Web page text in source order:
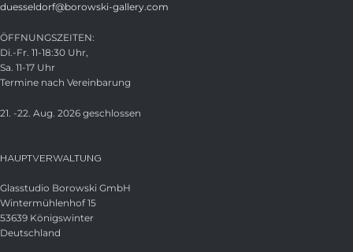
duesseldorf@borowski-gallery.com
ÖFFNUNGSZEITEN:
Di.-Fr. 11-18:30 Uhr,
Sa. 11-17 Uhr
Termine nach Vereinbarung
21. -22. Aug. 2026 geschlossen
HAUPTVERWALTUNG
Glasstudio Borowski GmbH
Wintermühlenhof 15
53639 Königswinter
Deutschland